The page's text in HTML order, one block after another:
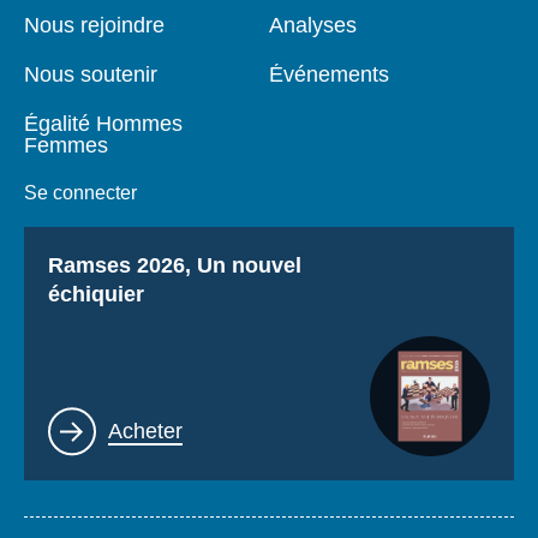
Nous rejoindre
Nous soutenir
Égalité Hommes
Femmes
Se connecter
Analyses
Événements
Titre
Ramses 2026, Un nouvel
échiquier
Lien
Acheter